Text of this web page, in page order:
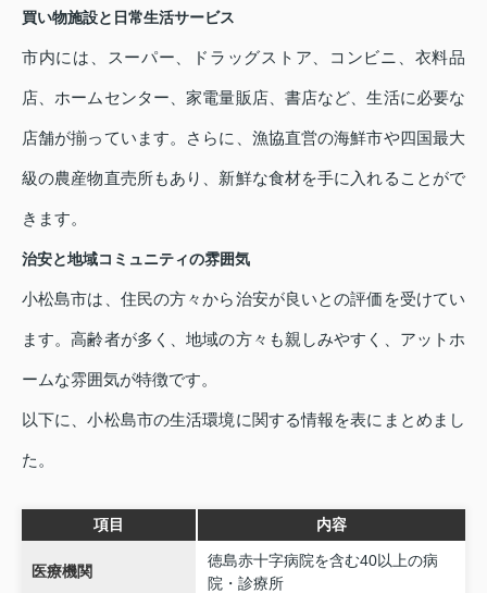
買い物施設と日常生活サービス
市内には、スーパー、ドラッグストア、コンビニ、衣料品
店、ホームセンター、家電量販店、書店など、生活に必要な
店舗が揃っています。さらに、漁協直営の海鮮市や四国最大
級の農産物直売所もあり、新鮮な食材を手に入れることがで
きます。
治安と地域コミュニティの雰囲気
小松島市は、住民の方々から治安が良いとの評価を受けてい
ます。高齢者が多く、地域の方々も親しみやすく、アットホ
ームな雰囲気が特徴です。
以下に、小松島市の生活環境に関する情報を表にまとめまし
た。
項目 内容
医療機関
徳島赤十字病院を含む40以上の病
院・診療所